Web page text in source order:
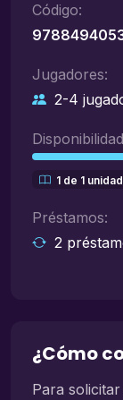
Código:
Jugadores:
2-4
1 de 1
Préstamos:
2
¿Cómo
Para